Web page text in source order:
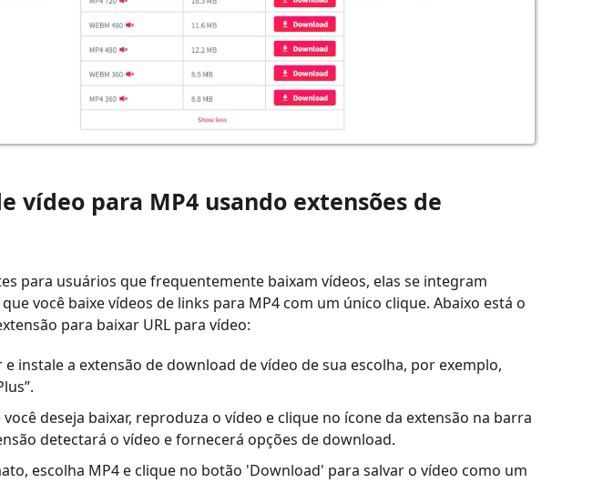
vídeo para MP4 usando extensões de
para usuários que frequentemente baixam vídeos, elas se integram
você baixe vídeos de links para MP4 com um único clique. Abaixo está o
para baixar URL para vídeo:
instale a extensão de download de vídeo de sua escolha, por exemplo,
deseja baixar, reproduza o vídeo e clique no ícone da extensão na barra
detectará o vídeo e fornecerá opções de download.
escolha MP4 e clique no botão 'Download' para salvar o vídeo como um